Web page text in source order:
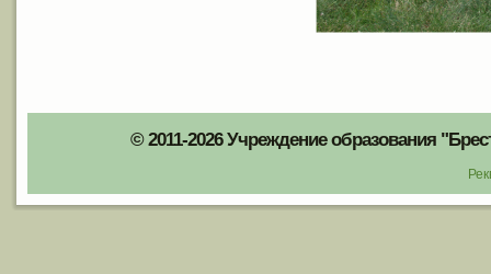
© 2011-2026 Учреждение образования